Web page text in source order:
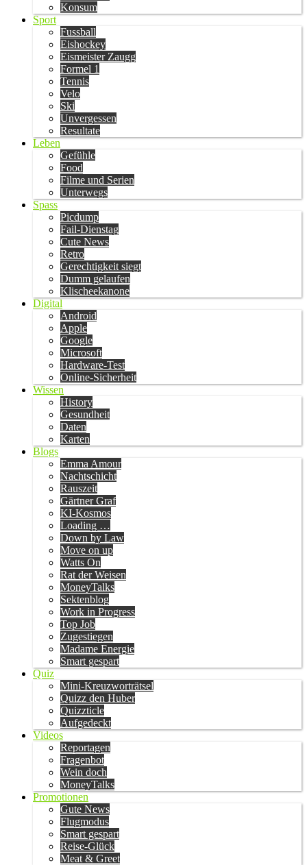
Konsum
Sport
Fussball
Eishockey
Eismeister Zaugg
Formel 1
Tennis
Velo
Ski
Unvergessen
Resultate
Leben
Gefühle
Food
Filme und Serien
Unterwegs
Spass
Picdump
Fail-Dienstag
Cute News
Retro
Gerechtigkeit siegt
Dumm gelaufen
Klischeekanone
Digital
Android
Apple
Google
Microsoft
Hardware-Test
Online-Sicherheit
Wissen
History
Gesundheit
Daten
Karten
Blogs
Emma Amour
Nachtschicht
Rauszeit
Gärtner Graf
KI-Kosmos
Loading …
Down by Law
Move on up
Watts On
Rat der Weisen
MoneyTalks
Sektenblog
Work in Progress
Top Job
Zugestiegen
Madame Energie
Smart gespart
Quiz
Mini-Kreuzworträtsel
Quizz den Huber
Quizzticle
Aufgedeckt
Videos
Reportagen
Fragenbot
Wein doch
MoneyTalks
Promotionen
Gute News
Flugmodus
Smart gespart
Reise-Glück
Meat & Greet